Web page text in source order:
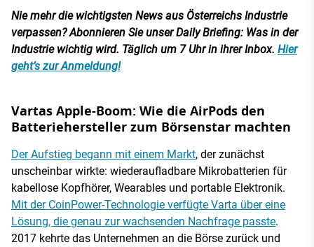
Nie mehr die wichtigsten News aus Österreichs Industrie
verpassen? Abonnieren Sie unser Daily Briefing: Was in der
Industrie wichtig wird. Täglich um 7 Uhr in ihrer Inbox. Hier
geht’s zur Anmeldung!
Vartas Apple-Boom: Wie die AirPods den
Batteriehersteller zum Börsenstar machten
Der Aufstieg begann mit einem Markt, der zunächst
unscheinbar wirkte: wiederaufladbare Mikrobatterien für
kabellose Kopfhörer, Wearables und portable Elektronik.
Mit der CoinPower-Technologie verfügte Varta über eine
Lösung, die genau zur wachsenden Nachfrage passte.
2017 kehrte das Unternehmen an die Börse zurück und